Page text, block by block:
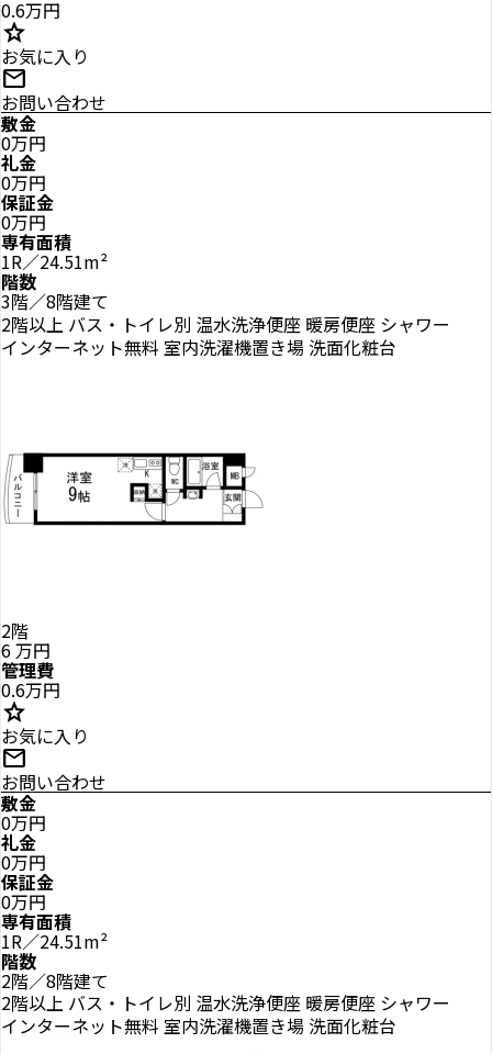
0.6万円
star
お気に入り
mail
お問い合わせ
敷金
0万円
礼金
0万円
保証金
0万円
専有面積
1R／24.51m²
階数
3階／8階建て
2階以上 バス・トイレ別 温水洗浄便座 暖房便座 シャワー
インターネット無料 室内洗濯機置き場 洗面化粧台
2階
6万円
管理費
0.6万円
star
お気に入り
mail
お問い合わせ
敷金
0万円
礼金
0万円
保証金
0万円
専有面積
1R／24.51m²
階数
2階／8階建て
2階以上 バス・トイレ別 温水洗浄便座 暖房便座 シャワー
インターネット無料 室内洗濯機置き場 洗面化粧台